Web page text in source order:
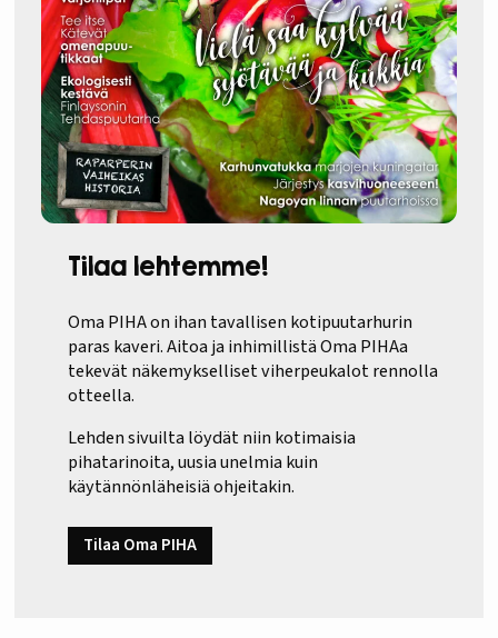
Tilaa lehtemme!
Oma PIHA on ihan tavallisen kotipuutarhurin
paras kaveri. Aitoa ja inhimillistä Oma PIHAa
tekevät näkemykselliset viherpeukalot rennolla
otteella.
Lehden sivuilta löydät niin kotimaisia
pihatarinoita, uusia unelmia kuin
käytännönläheisiä ohjeitakin.
Tilaa Oma PIHA